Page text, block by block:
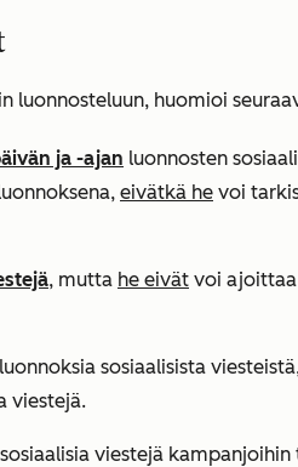
luonnosteluun, huomioi
ja -ajan luonnosten
eivätkä he voi
, mutta he eivät voi ajoittaa
sosiaalisista
viestejä.
viestejä kampanjoihin